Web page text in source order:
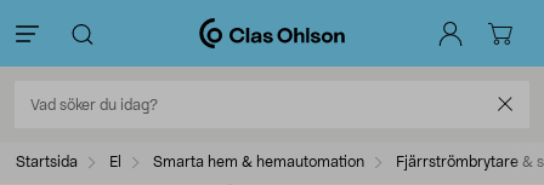
Startsida El Smarta hem & hemautomation Fjärrströmbrytare &